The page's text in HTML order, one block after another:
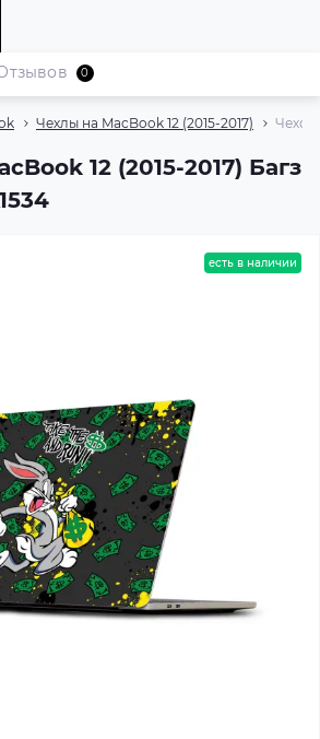
Чехлы на MacBook 12 (2015-2017) Чехол
12 (2015-2017) Багз
0
есть в наличии